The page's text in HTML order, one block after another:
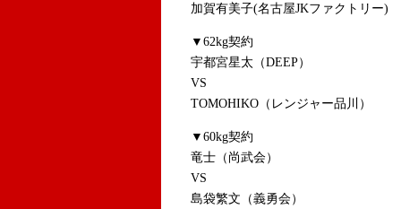
加賀有美子(名古屋JKファクトリー)
▼62kg契約
宇都宮星太（DEEP）
VS
TOMOHIKO（レンジャー品川）
▼60kg契約
竜士（尚武会）
VS
島袋繁文（義勇会）